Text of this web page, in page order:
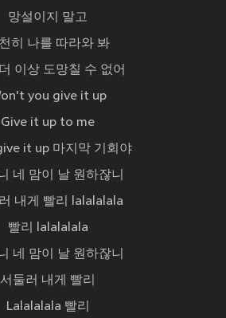
망설이지 말고
히 나를 따라와 봐
이상 도망칠 수 없어
you give it up
Give it up to me
it up 마지막 기회야
네 맘이 날 원하잖니
내게 빨리 lalalalala
빨리 lalalalala
네 맘이 날 원하잖니
서둘러 내게 빨리
Lalalalala 빨리